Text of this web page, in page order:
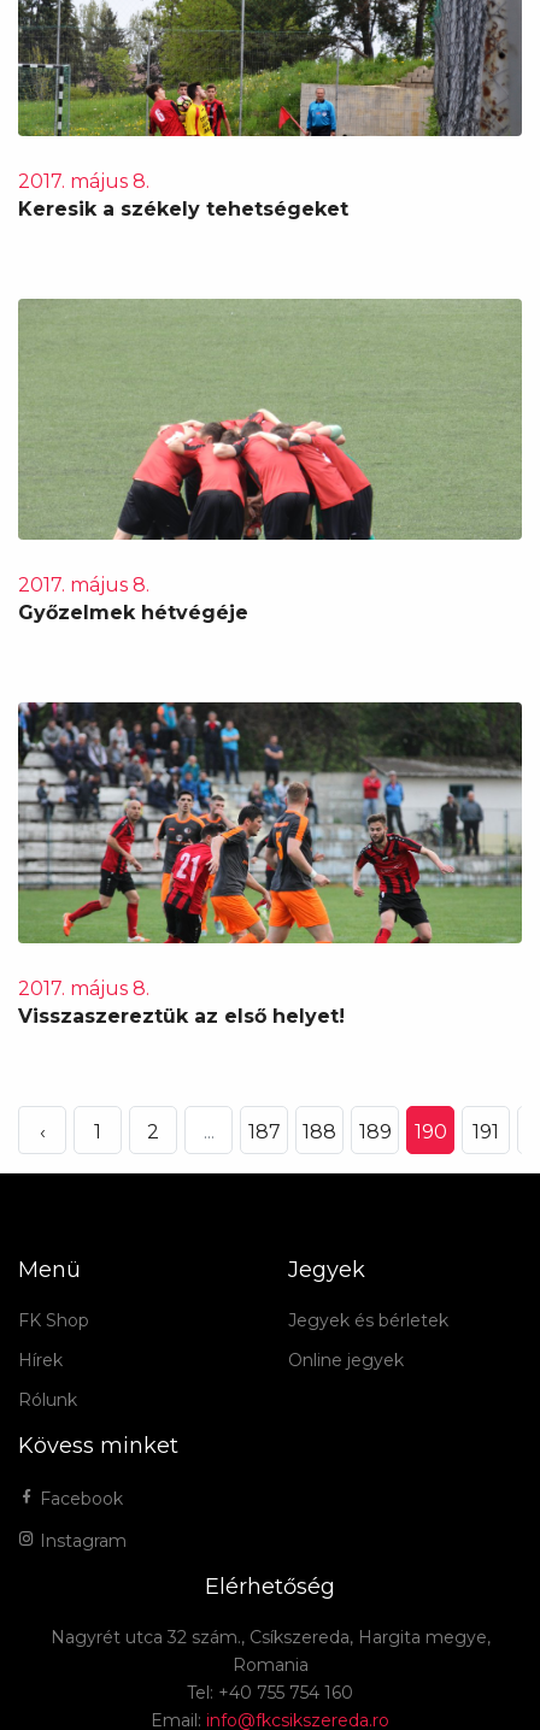
2017. május 8.
Keresik a székely tehetségeket
2017. május 8.
Győzelmek hétvégéje
2017. május 8.
Visszaszereztük az első helyet!
‹ 1 2 ... 187 188 189 190 191
Menü
FK Shop
Hírek
Rólunk
Jegyek
Jegyek és bérletek
Online jegyek
Kövess minket
Facebook
Instagram
Elérhetőség
Nagyrét utca 32 szám., Csíkszereda, Hargita megye,
Romania
Tel: +40 755 754 160
Email: info@fkcsikszereda.ro